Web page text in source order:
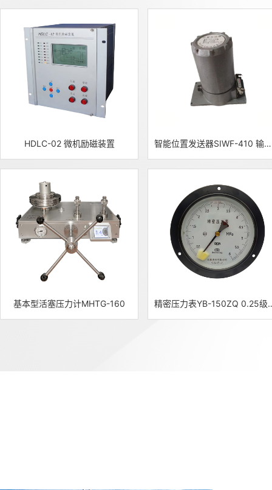
HDLC-02 微机励磁装置 智能位置发送器SIWF-410 输入4-20mA有源开关量
基本型活塞压力计MHTG-160 精密压力表